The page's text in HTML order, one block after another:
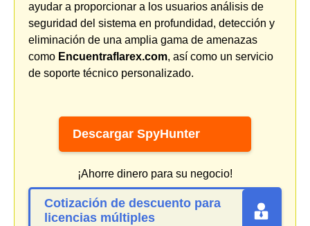
ayudar a proporcionar a los usuarios análisis de
seguridad del sistema en profundidad, detección y
eliminación de una amplia gama de amenazas
como Encuentraflarex.com, así como un servicio
de soporte técnico personalizado.
Descargar SpyHunter
¡Ahorre dinero para su negocio!
Cotización de descuento para
licencias múltiples